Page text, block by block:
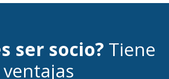
ser socio? Tiene